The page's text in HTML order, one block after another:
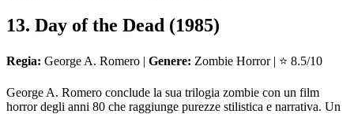
13. Day of the Dead (1985)
Regia: George A. Romero | Genere: Zombie Horror | ⭐ 8.5/10
George A. Romero conclude la sua trilogia zombie con un film
horror degli anni 80 che raggiunge purezze stilistica e narrativa. Un